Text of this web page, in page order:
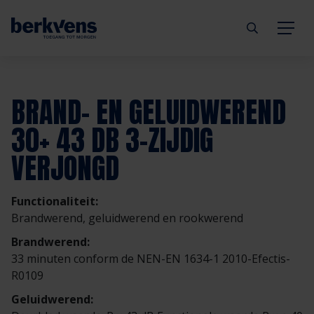
Deuren
Kozijnen
Hang- & sluitwerk
Diensten
Technische documentatie
Eengezinswoning
Meergezinswoning
Utiliteitsgebouw
Prefab woning
Aannemer
Architect
Projectontwikkelaar
Handelspartner
Inbraakwerend
Brandwerend
Geluidwerend
Rookwerend
Duurzaamheid
mijndeur.nl
Webshop
Inspiratie
Verkooppunten
Veelgestelde vragen
Blog
Organisatie
Duurzaamheid
GND Garantiedeuren
Werken bij Berkvens
BRAND- EN GELUIDWEREND
30+ 43 DB 3-ZIJDIG
VERJONGD
Functionaliteit:
Brandwerend, geluidwerend en rookwerend
Brandwerend:
33 minuten conform de NEN-EN 1634-1 2010-Efectis-
R0109
Geluidwerend: